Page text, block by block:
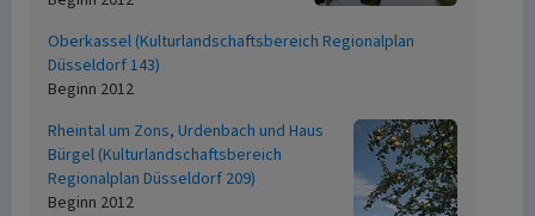
Oberkassel (Kulturlandschaftsbereich Regionalplan
Düsseldorf 143)
Beginn 2012
Rheintal um Zons, Urdenbach und Haus
Bürgel (Kulturlandschaftsbereich
Regionalplan Düsseldorf 209)
Beginn 2012